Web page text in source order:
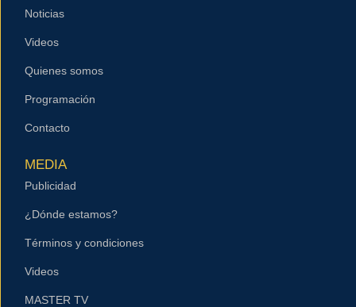
Noticias
Videos
Quienes somos
Programación
Contacto
MEDIA
Publicidad
¿Dónde estamos?
Términos y condiciones
Videos
MASTER TV